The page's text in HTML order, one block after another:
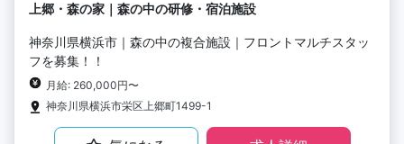
上郷・森の家｜森の中の研修・宿泊施設
神奈川県横浜市｜森の中の複合施設｜フロントマルチスタッ
フを募集！！
月給: 260,000円〜
神奈川県横浜市栄区上郷町1499-1